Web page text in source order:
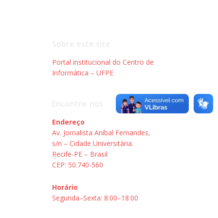
Portal institucional do Centro de
Informática – UFPE
Endereço
Av. Jornalista Aníbal Fernandes,
s/n – Cidade Universitária.
Recife-PE – Brasil
CEP: 50.740-560
Horário
Segunda–Sexta: 8:00–18:00